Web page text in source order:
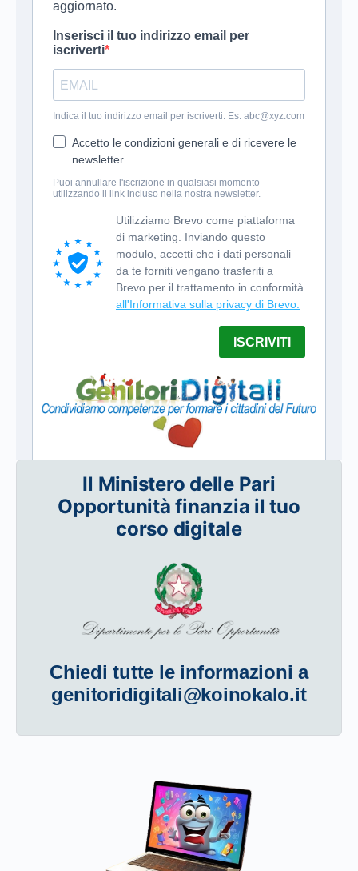
Il Ministero delle Pari
Opportunità finanzia il tuo
corso digitale
Chiedi tutte le informazioni a
genitoridigitali@koinokalo.it